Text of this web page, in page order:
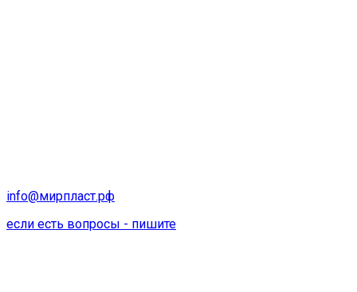
info@мирпласт.рф
если есть вопросы - пишите